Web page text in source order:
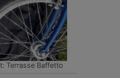
Terrasse Baffetto